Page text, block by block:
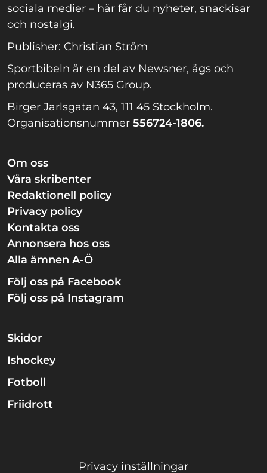
sociala medier – här får du nyheter, snackisar
och nostalgi.
Publisher: Christian Ström
Sportbibeln är en del av Newsner, ägs och
produceras av N365 Group.
Birger Jarlsgatan 43, 111 45 Stockholm.
Organisationsnummer 556724-1806.
Om oss
Våra skribenter
Redaktionell policy
Privacy policy
Kontakta oss
Annonsera hos oss
Alla ämnen A-Ö
Följ oss på Facebook
Följ oss på Instagram
Skidor
Ishockey
Fotboll
Friidrott
Privacy inställningar